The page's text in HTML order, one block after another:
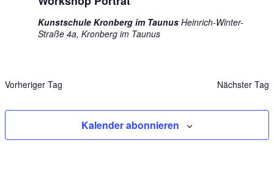
Kunstschule Kronberg im Taunus Heinrich-Winter-
Straße 4a, Kronberg im Taunus
Vorheriger Tag Nächster Tag
Kalender abonnieren